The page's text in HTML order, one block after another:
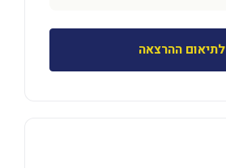
לתיאום ההרצאה